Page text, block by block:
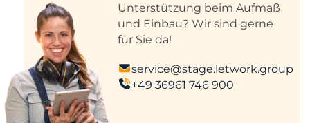
Unterstützung beim Aufmaß
und Einbau? Wir sind gerne
für Sie da!
service@stage.letwork.group
+49 36961 746 900